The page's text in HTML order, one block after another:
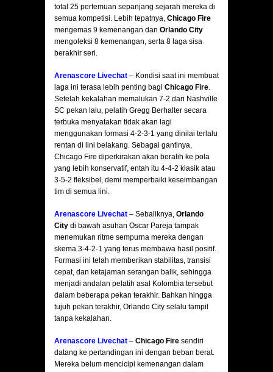
total 25 pertemuan sepanjang sejarah mereka di
semua kompetisi. Lebih tepatnya, Chicago Fire
mengemas 9 kemenangan dan Orlando City
mengoleksi 8 kemenangan, serta 8 laga sisa
berakhir seri.
Arenascore Livechat – Kondisi saat ini membuat
laga ini terasa lebih penting bagi Chicago Fire.
Setelah kekalahan memalukan 7-2 dari Nashville
SC pekan lalu, pelatih Gregg Berhalter secara
terbuka menyatakan tidak akan lagi
menggunakan formasi 4-2-3-1 yang dinilai terlalu
rentan di lini belakang. Sebagai gantinya,
Chicago Fire diperkirakan akan beralih ke pola
yang lebih konservatif, entah itu 4-4-2 klasik atau
3-5-2 fleksibel, demi memperbaiki keseimbangan
tim di semua lini.
Arenascore Livechat – Sebaliknya, Orlando
City di bawah asuhan Oscar Pareja tampak
menemukan ritme sempurna mereka dengan
skema 3-4-2-1 yang terus membawa hasil positif.
Formasi ini telah memberikan stabilitas, transisi
cepat, dan ketajaman serangan balik, sehingga
menjadi andalan pelatih asal Kolombia tersebut
dalam beberapa pekan terakhir. Bahkan hingga
tujuh pekan terakhir, Orlando City selalu tampil
tanpa kekalahan.
Arenascore Livechat – Chicago Fire sendiri
datang ke pertandingan ini dengan beban berat.
Mereka belum mencicipi kemenangan dalam